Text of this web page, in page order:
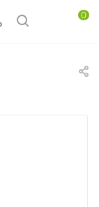
0